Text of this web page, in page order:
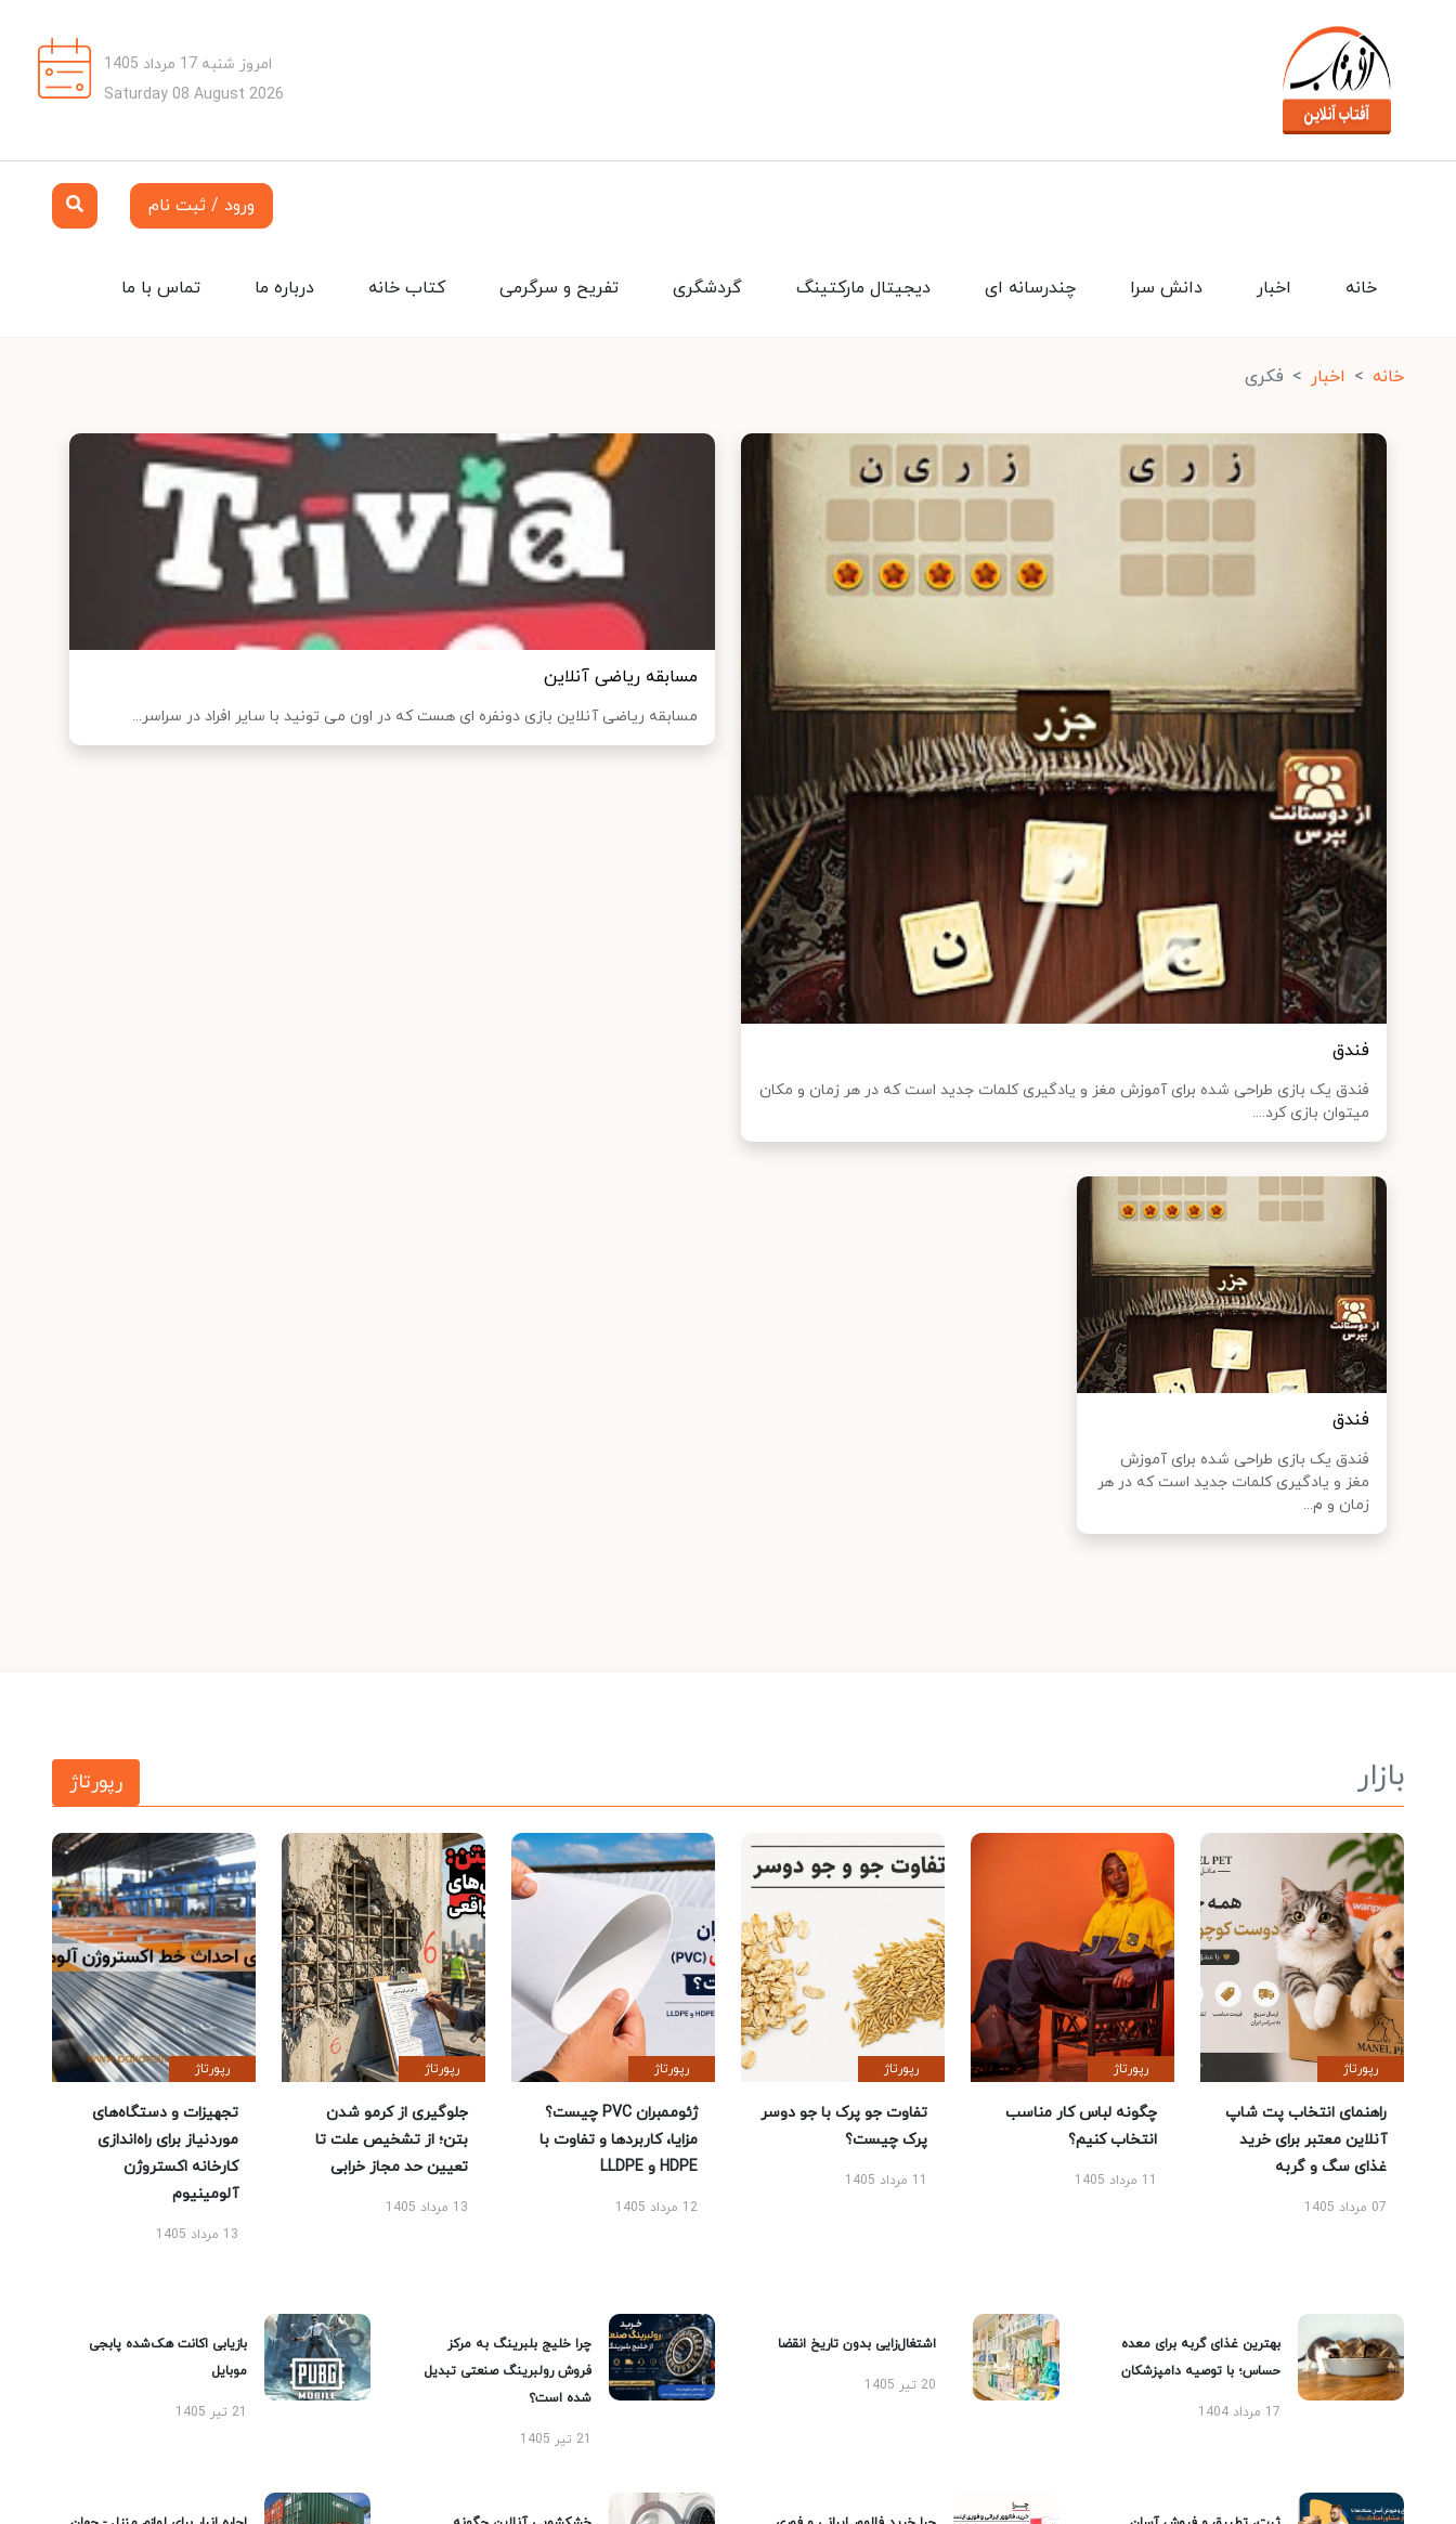
امروز شنبه 17 مرداد 1405
Saturday 08 August 2026
ورود / ثبت نام
تماس با ما درباره ما کتاب خانه تفریح و سرگرمی گردشگری دیجیتال مارکتینگ چندرسانه ای دانش سرا اخبار خانه
خانه اخبار فکری
فندق
فندق یک بازی طراحی شده برای آموزش مغز و یادگیری کلمات جدید است که در هر زمان و مکان
میتوان بازی کرد....
مسابقه ریاضی آنلاین
مسابقه ریاضی آنلاین بازی دونفره ای هست که در اون می تونید با سایر افراد در سراسر...
فندق
فندق یک بازی طراحی شده برای آموزش
مغز و یادگیری کلمات جدید است که در هر
زمان و م...
بازار رپورتاژ
رپورتاژ
راهنمای انتخاب پت شاپ
آنلاین معتبر برای خرید
غذای سگ و گربه
07 مرداد 1405
رپورتاژ
چگونه لباس کار مناسب
انتخاب کنیم؟
11 مرداد 1405
رپورتاژ
تفاوت جو پرک با جو دوسر
پرک چیست؟
11 مرداد 1405
رپورتاژ
ژئوممبران PVC چیست؟
مزایا، کاربردها و تفاوت با
HDPE و LLDPE
12 مرداد 1405
رپورتاژ
جلوگیری از کرمو شدن
بتن؛ از تشخیص علت تا
تعیین حد مجاز خرابی
13 مرداد 1405
رپورتاژ
تجهیزات و دستگاه‌های
موردنیاز برای راه‌اندازی
کارخانه اکستروژن
آلومینیوم
13 مرداد 1405
بهترین غذای گربه برای معده
حساس؛ با توصیه دامپزشکان
17 مرداد 1404
اشتغال‌زایی بدون تاریخ انقضا
20 تیر 1405
چرا خلیج بلبرینگ به مرکز
فروش رولبرینگ صنعتی تبدیل
شده است؟
21 تیر 1405
بازیابی اکانت هک‌شده پابجی
موبایل
21 تیر 1405